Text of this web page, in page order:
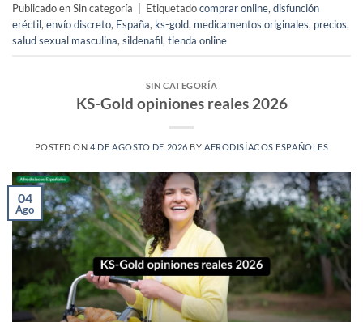
Publicado en Sin categoría Etiquetadocomprar online, disfunción
eréctil, envío discreto, España, ks-gold, medicamentos originales, precios,
salud sexual masculina, sildenafil, tienda online
SIN CATEGORÍA
KS-Gold opiniones reales 2026
POSTED ON4 DE AGOSTO DE 2026 BYAFRODISÍACOS ESPAÑOLES
04
Ago